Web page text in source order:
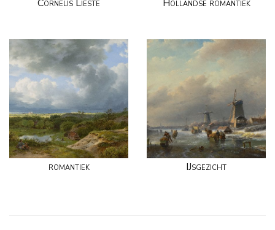
Cornelis Lieste Hollandse romantiek
romantiek IJsgezicht